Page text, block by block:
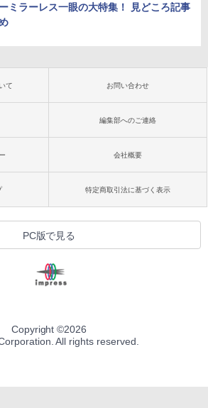
ミラーレス一眼の大特集！ 見どころ記事
て お問い合わせ
編集部へのご連絡
会社概要
特定商取引法に基づく表示
PC版で見る
Copyright ©2026
All rights reserved.